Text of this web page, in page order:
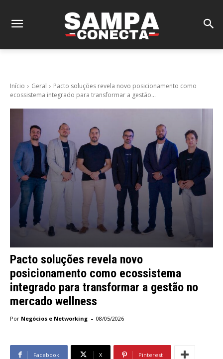
Início Geral
Pacto soluções revela novo posicionamento como
ecossistema integrado para transformar a gestão...
Pacto soluções revela novo
posicionamento como ecossistema
integrado para transformar a gestão no
mercado wellness
Por Negócios e Networking - 08/05/2026
Facebook X Pinterest